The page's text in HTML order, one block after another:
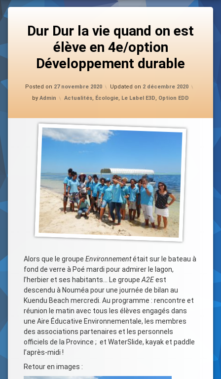
Dur Dur la vie quand on est
élève en 4e/option
Développement durable
Posted on 27 novembre 2020 Updated on 2 décembre 2020
by Admin Categories:
Actualités, Écologie, Le Label E3D, Option EDD
Alors que le groupe Environnementétait sur le bateau à
fond de verre à Poé mardi pour admirer le lagon,
l’herbier et ses habitants… Le groupe A2Eest
descendu à Nouméa pour une journée de bilan au
Kuendu Beach mercredi. Au programme : rencontre et
réunion le matin avec tous les élèves engagés dans
une Aire Éducative Environnementale, les membres
des associations partenaires et les personnels
officiels de la Province ; et WaterSlide, kayak et paddle
l’après-midi !
Retour en images :